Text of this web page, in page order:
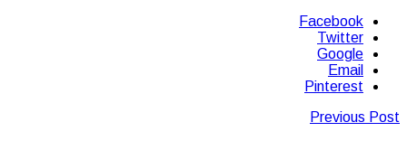
Facebook
Twitter
Google
Email
Pinterest
Previous Post